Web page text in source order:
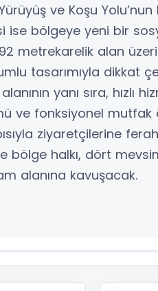
ve Koşu
ise bölgeye yeni bir
metrekarelik alan
tasarımıyla dikkat
yanı sıra, hızlı
ve fonksiyonel mutfak
ziyaretçilerine
bölge halkı, dört
alanına kavuşacak.